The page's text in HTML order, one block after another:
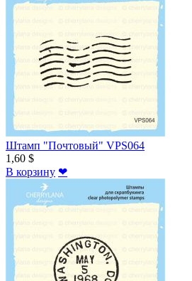
Штамп "Почтовый" VPS064
1,60 $
В корзину ❤